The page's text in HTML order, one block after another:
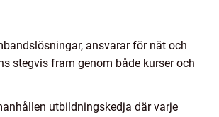
ansvarar för nät och
stegvis fram genom både kurser och
utbildningskedja där varje